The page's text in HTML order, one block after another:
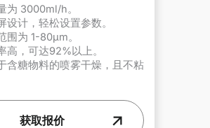
为 3000ml/h。
设计，轻松设置参数。
围为 1-80µm。
高，可达92%以上。
含糖物料的喷雾干燥，且不粘
获取报价